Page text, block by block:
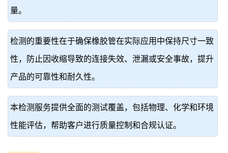
量。
检测的重要性在于确保橡胶管在实际应用中保持尺寸一致
性，防止因收缩导致的连接失效、泄漏或安全事故，提升
产品的可靠性和耐久性。
本检测服务提供全面的测试覆盖，包括物理、化学和环境
性能评估，帮助客户进行质量控制和合规认证。
伪
询